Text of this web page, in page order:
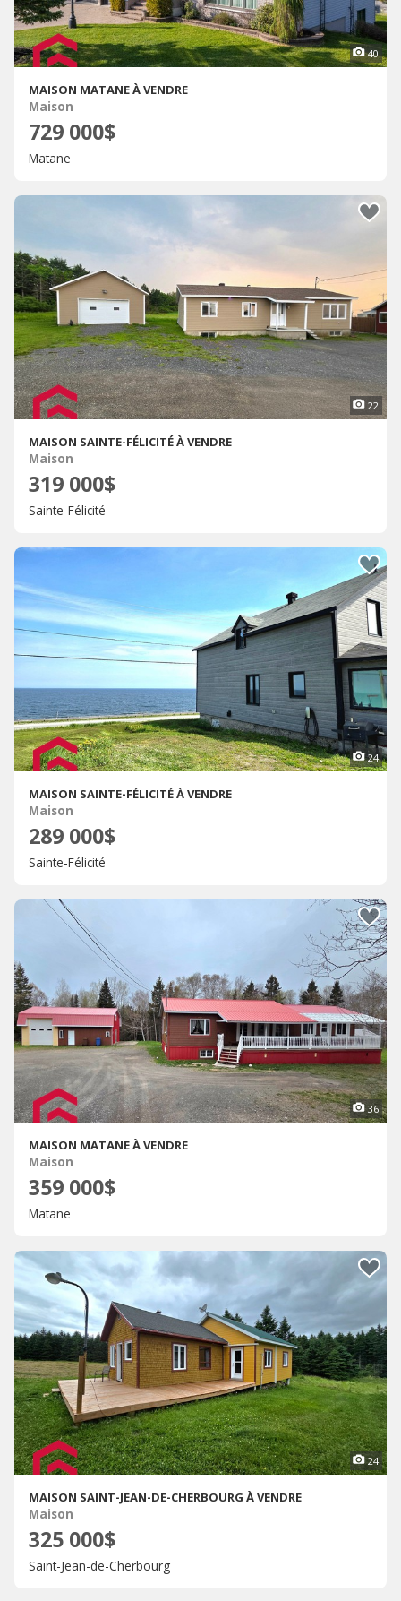
40
MAISON MATANE À VENDRE
Maison
729 000$
Matane
22
MAISON SAINTE-FÉLICITÉ À VENDRE
Maison
319 000$
Sainte-Félicité
24
MAISON SAINTE-FÉLICITÉ À VENDRE
Maison
289 000$
Sainte-Félicité
36
MAISON MATANE À VENDRE
Maison
359 000$
Matane
24
MAISON SAINT-JEAN-DE-CHERBOURG À VENDRE
Maison
325 000$
Saint-Jean-de-Cherbourg